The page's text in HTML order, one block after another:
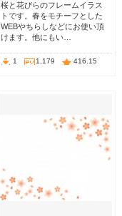
桜と花びらのフレームイラス
トです。春をモチーフとした
WEBやちらしなどにお使い頂
けます。他にもい…
1 1,179 416.15